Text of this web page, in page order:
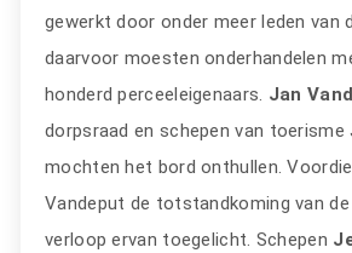
gewerkt door onder meer leden van
daarvoor moesten onderhandelen
honderd perceeleigenaars. Jan
dorpsraad en schepen van toerisme
mochten het bord onthullen.
Vandeput de totstandkoming van
verloop ervan toegelicht. Schepen